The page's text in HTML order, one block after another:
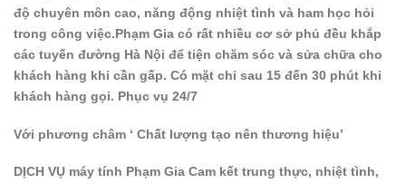
độ chuyên môn cao, năng động nhiệt tình và ham học hỏi
trong công việc.Phạm Gia có rất nhiều cơ sở phủ đều khắp
các tuyến đường Hà Nội để tiện chăm sóc và sửa chữa cho
khách hàng khi cần gấp. Có mặt chỉ sau 15 đến 30 phút khi
khách hàng gọi. Phục vụ 24/7
Với phương châm ‘ Chất lượng tạo nên thương hiệu’
DỊCH VỤ máy tính Phạm Gia Cam kết trung thực, nhiệt tình,